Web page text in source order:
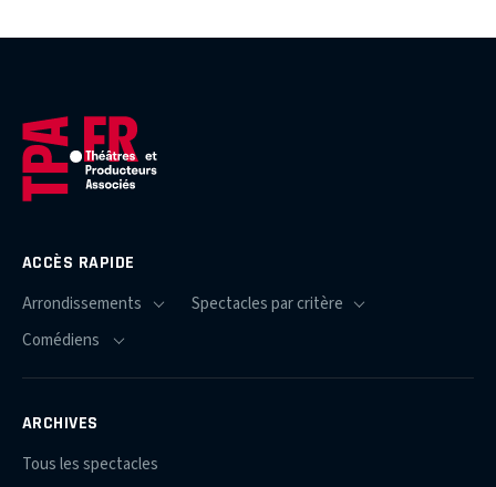
ACCÈS RAPIDE
ARCHIVES
Tous les spectacles